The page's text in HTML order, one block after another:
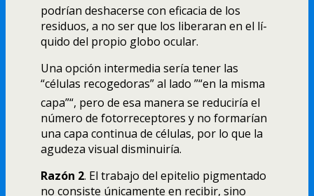
podrí­an deshacerse con eficacia de los
residuos, a no ser que los liberaran en el lí­
quido del propio globo ocular.
Una opción intermedia serí­a tener las
“células recogedoras” al lado ”“en la misma
capa”“, pero de esa manera se reducirí­a el
número de fotorreceptores y no formarí­an
una capa continua de células, por lo que la
agudeza visual disminuirí­a.
Razón 2. El trabajo del epitelio pigmentado
no consiste únicamente en recibir, sino